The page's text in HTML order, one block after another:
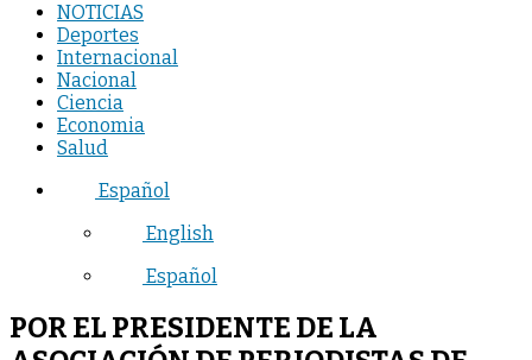
NOTICIAS
Deportes
Internacional
Nacional
Ciencia
Economia
Salud
Español
English
Español
POR EL PRESIDENTE DE LA